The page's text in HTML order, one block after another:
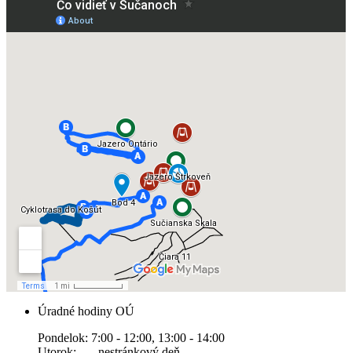
Úradné hodiny OÚ
Pondelok: 7:00 - 12:00, 13:00 - 14:00